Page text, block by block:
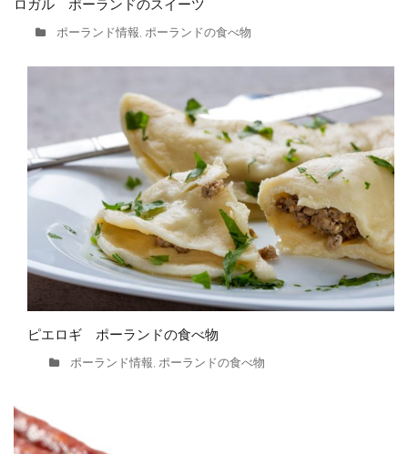
ロガル ポーランドのスイーツ
ポーランド情報, ポーランドの食べ物
ピエロギ ポーランドの食べ物
ポーランド情報, ポーランドの食べ物